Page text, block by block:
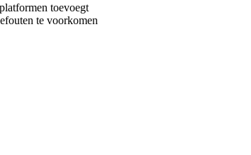
toevoegt
te voorkomen